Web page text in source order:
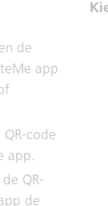
de
app
code
app.
QR-
de